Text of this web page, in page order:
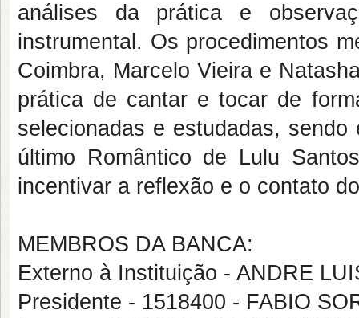
análises da prática e
instrumental. Os procedimentos
Coimbra, Marcelo Vieira e
prática de cantar e tocar de
selecionadas e estudadas,
último Romântico de Lulu
incentivar a reflexão e o contato
MEMBROS DA BANCA:
Externo à Instituição - ANDRE
Presidente - 1518400 - FABIO